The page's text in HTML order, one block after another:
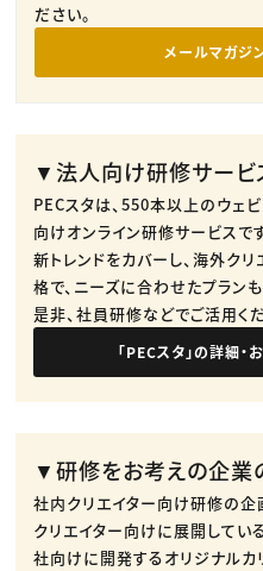
ださい。
メールマガジ
▼法人向け研修サービ
PECスタは、550本以上のウェ
向けオンライン研修サービスで
新トレンドをカバーし、海外ク
格で、ニーズに合わせたプランも
是非、社員研修などでご活用くだ
「PECスタ」の詳細
▼研修をお考えの企業
社内クリエイター向け研修の企
クリエイター向けに展開してい
社向けに開発するオリジナルカ